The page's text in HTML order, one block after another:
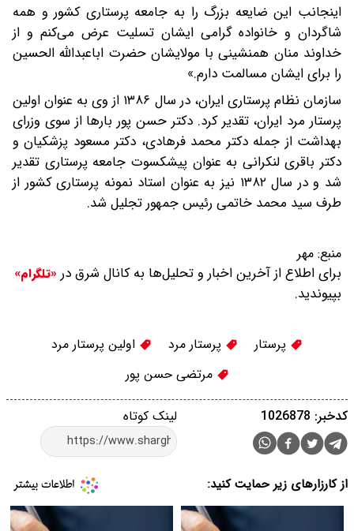
اینجانب این ضایعه بزرگ را به جامعه پرستاری کشور و همه
شاگردان و خانواده گرامی ایشان تسلیت عرض می‌کنم و از
خداوند منان همنشینی با مولایشان حضرت اباعبدالله الحسین
را برای ایشان مسالمت دارم.»
سازمان نظام پرستاری ایران، در سال ۱۳۸۶ از وی به عنوان اولین
پرستار مرد ایران، تقدیر کرد. دکتر حسن پور بارها از سوی وزرای
بهداشت از جمله دکتر محمد فرهادی، دکتر مسعود پزشکیان و
دکتر باقری لنکرانی به عنوان پیشکسوت جامعه پرستاری تقدیر
شد و در سال ۱۳۸۲ نیز به عنوان استاد نمونه پرستاری کشور از
طرف سید محمد خاتمی رئیس جمهور تجلیل شد.
منبع: مهر
برای اطلاع از آخرین اخبار و تحلیل‌ها به کانال شرق در «تلگرام»
بپیوندید.
پرستار پرستار مرد
اولین پرستار مرد
مرتضی حسن پور
لینک کوتاه کدخبر: 1026878
از کارزارهای زیر حمایت کنید: